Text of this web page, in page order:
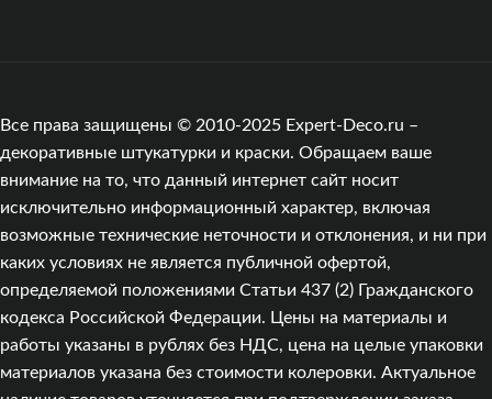
Все права защищены © 2010-2025 Expert-Deco.ru –
декоративные штукатурки и краски. Обращаем ваше
внимание на то, что данный интернет сайт носит
исключительно информационный характер, включая
возможные технические неточности и отклонения, и ни при
каких условиях не является публичной офертой,
определяемой положениями Статьи 437 (2) Гражданского
кодекса Российской Федерации. Цены на материалы и
работы указаны в рублях без НДС, цена на целые упаковки
материалов указана без стоимости колеровки. Актуальное